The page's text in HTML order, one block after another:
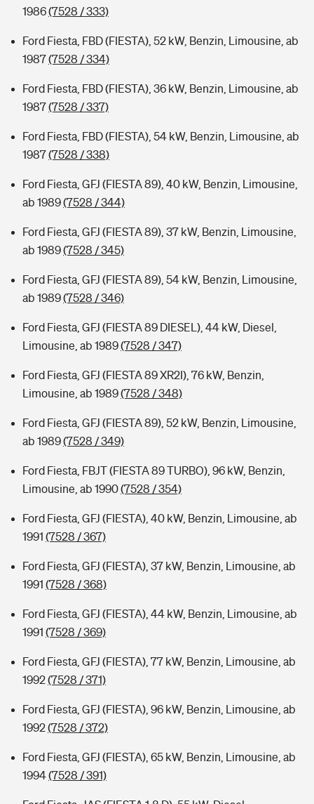
1986(7528 / 333)
Ford Fiesta, FBD (FIESTA), 52 kW, Benzin, Limousine, ab
1987(7528 / 334)
Ford Fiesta, FBD (FIESTA), 36 kW, Benzin, Limousine, ab
1987(7528 / 337)
Ford Fiesta, FBD (FIESTA), 54 kW, Benzin, Limousine, ab
1987(7528 / 338)
Ford Fiesta, GFJ (FIESTA 89), 40 kW, Benzin, Limousine,
ab 1989(7528 / 344)
Ford Fiesta, GFJ (FIESTA 89), 37 kW, Benzin, Limousine,
ab 1989(7528 / 345)
Ford Fiesta, GFJ (FIESTA 89), 54 kW, Benzin, Limousine,
ab 1989(7528 / 346)
Ford Fiesta, GFJ (FIESTA 89 DIESEL), 44 kW, Diesel,
Limousine, ab 1989(7528 / 347)
Ford Fiesta, GFJ (FIESTA 89 XR2I), 76 kW, Benzin,
Limousine, ab 1989(7528 / 348)
Ford Fiesta, GFJ (FIESTA 89), 52 kW, Benzin, Limousine,
ab 1989(7528 / 349)
Ford Fiesta, FBJT (FIESTA 89 TURBO), 96 kW, Benzin,
Limousine, ab 1990(7528 / 354)
Ford Fiesta, GFJ (FIESTA), 40 kW, Benzin, Limousine, ab
1991 (7528 / 367)
Ford Fiesta, GFJ (FIESTA), 37 kW, Benzin, Limousine, ab
1991 (7528 / 368)
Ford Fiesta, GFJ (FIESTA), 44 kW, Benzin, Limousine, ab
1991 (7528 / 369)
Ford Fiesta, GFJ (FIESTA), 77 kW, Benzin, Limousine, ab
1992(7528 / 371)
Ford Fiesta, GFJ (FIESTA), 96 kW, Benzin, Limousine, ab
1992(7528 / 372)
Ford Fiesta, GFJ (FIESTA), 65 kW, Benzin, Limousine, ab
1994(7528 / 391)